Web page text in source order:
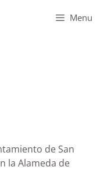
Menu
de San
la Alameda de